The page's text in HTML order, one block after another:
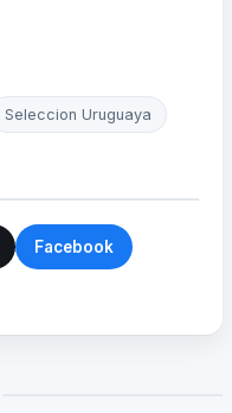
Seleccion Uruguaya
Facebook